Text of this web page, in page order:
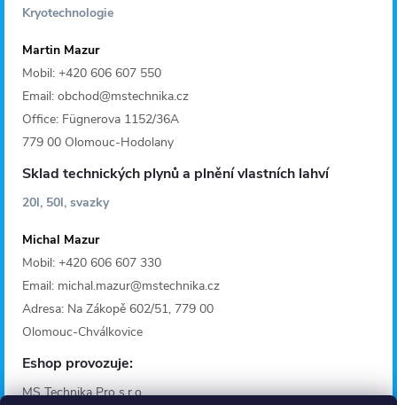
Kryotechnologie
Martin Mazur
Mobil: +420 606 607 550
Email: obchod@mstechnika.cz
Office: Fügnerova 1152/36A
779 00 Olomouc-Hodolany
Sklad technických plynů a plnění vlastních lahví
20l, 50l, svazky
Michal Mazur
Mobil: +420 606 607 330
Email: michal.mazur@mstechnika.cz
Adresa: Na Zákopě 602/51, 779 00
Olomouc-Chválkovice
Eshop provozuje:
MS Technika Pro s.r.o.